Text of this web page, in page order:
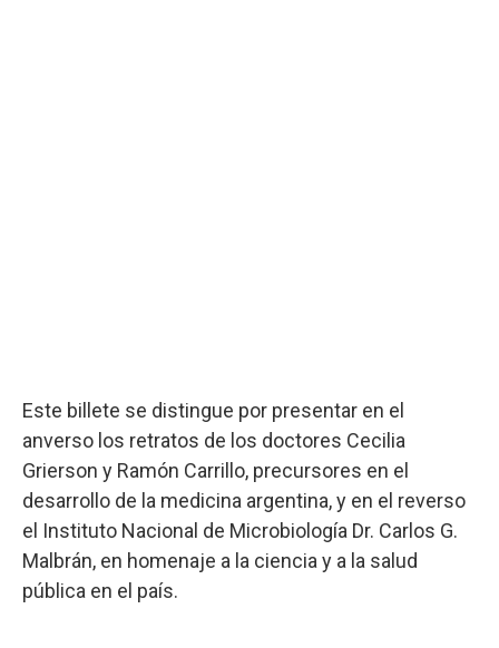
Este billete se distingue por presentar en el
anverso los retratos de los doctores Cecilia
Grierson y Ramón Carrillo, precursores en el
desarrollo de la medicina argentina, y en el reverso
el Instituto Nacional de Microbiología Dr. Carlos G.
Malbrán, en homenaje a la ciencia y a la salud
pública en el país.